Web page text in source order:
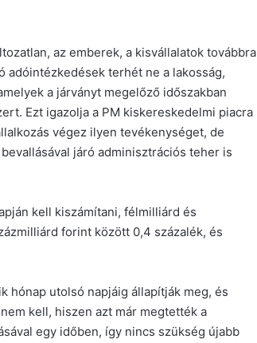
az emberek, a kisvállalatok továbbra
adóintézkedések terhét ne a lakosság,
a járványt megelőző időszakban
Ezt igazolja a PM kiskereskedelmi piacra
végez ilyen tevékenységet, de
járó adminisztrációs teher is
kell kiszámítani, félmilliárd és
forint között 0,4 százalék, és
hónap utolsó napjáig állapítják meg, és
kell, hiszen azt már megtették a
egy időben, így nincs szükség újabb